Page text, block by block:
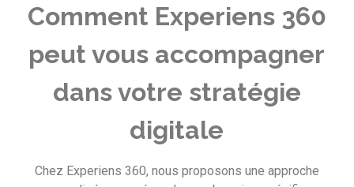
Comment Experiens 360
peut vous accompagner
dans votre stratégie
digitale
Chez Experiens 360, nous proposons une approche